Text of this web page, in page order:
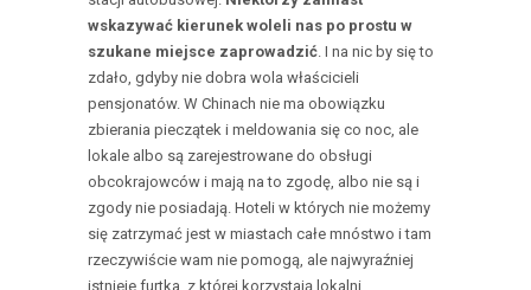
wskazywać kierunek woleli nas po prostu w
szukane miejsce zaprowadzić . I na nic by się to
zdało, gdyby nie dobra wola właścicieli
pensjonatów. W Chinach nie ma obowiązku
zbierania pieczątek i meldowania się co noc, ale
lokale albo są zarejestrowane do obsługi
obcokrajowców i mają na to zgodę, albo nie są i
zgody nie posiadają. Hoteli w których nie możemy
się zatrzymać jest w miastach całe mnóstwo i tam
rzeczywiście wam nie pomogą, ale najwyraźniej
istnieje furtka, z której korzystają lokalni